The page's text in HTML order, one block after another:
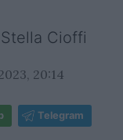
Cioffi
20:14
Telegram